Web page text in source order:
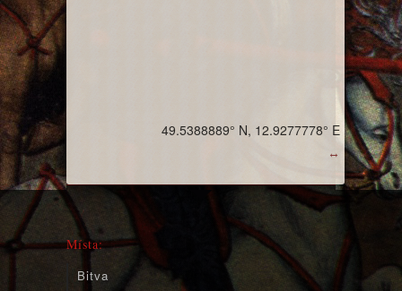
↔
49.5388889° N, 12.9277778° E
Místa:
Bitva